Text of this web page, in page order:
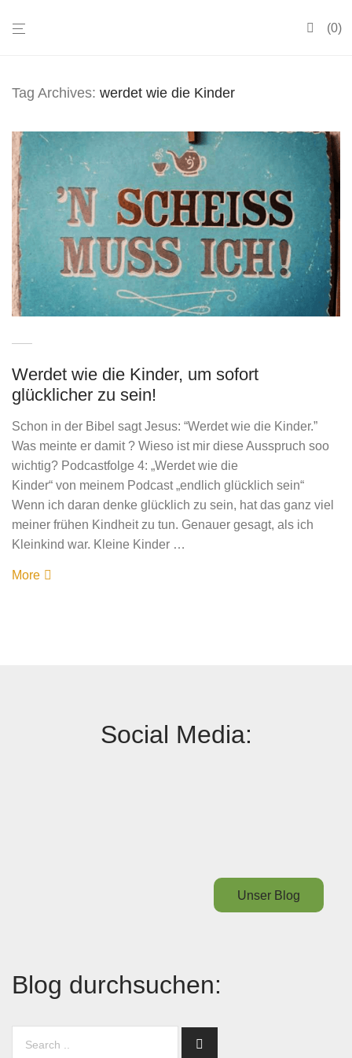
0
Tag Archives: werdet wie die Kinder
Werdet wie die Kinder, um sofort
glücklicher zu sein!
Schon in der Bibel sagt Jesus: “Werdet wie die Kinder.”
Was meinte er damit ? Wieso ist mir diese Ausspruch soo
wichtig? Podcastfolge 4: „Werdet wie die
Kinder“ von meinem Podcast „endlich glücklich sein“
Wenn ich daran denke glücklich zu sein, hat das ganz viel
meiner frühen Kindheit zu tun. Genauer gesagt, als ich
Kleinkind war. Kleine Kinder …
More
Social Media:
Unser Blog
Blog durchsuchen: